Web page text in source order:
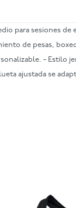
para sesiones
de pesas,
-
ajustada se